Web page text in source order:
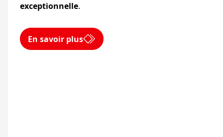
exceptionnelle.
En savoir plus